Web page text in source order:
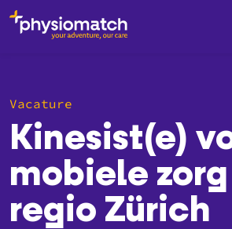
Vacature
Kinesist(e)
mobiele
regio Zürich